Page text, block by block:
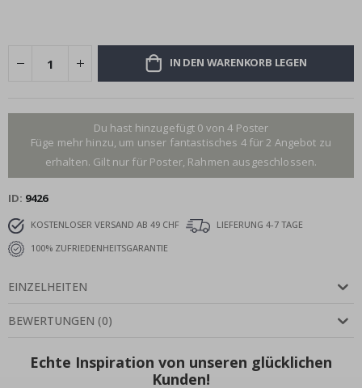
IN DEN WARENKORB LEGEN
Du hast hinzugefügt 0 von 4 Poster
Füge mehr hinzu, um unser fantastisches 4 für 2 Angebot zu
erhalten. Gilt nur für Poster, Rahmen ausgeschlossen.
ID 9426
KOSTENLOSER VERSAND AB 49 CHF
LIEFERUNG 4-7 TAGE
100% ZUFRIEDENHEITSGARANTIE
EINZELHEITEN
BEWERTUNGEN (0)
Echte Inspiration von unseren glücklichen
Kunden!